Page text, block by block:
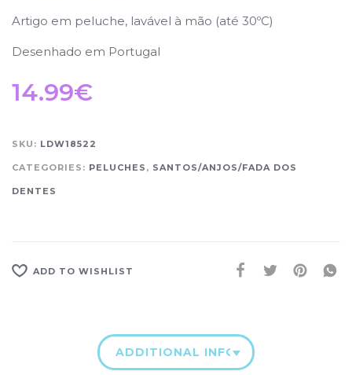
Artigo em peluche, lavável à mão (até 30ºC)
Desenhado em Portugal
14.99€
SKU: LDW18522
CATEGORIES: PELUCHES , SANTOS/ANJOS/FADA DOS
DENTES
ADD TO WISHLIST
ADDITIONAL INFORMATION